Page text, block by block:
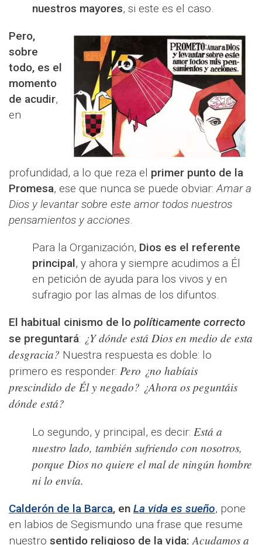
nuestros mayores, si este es el caso.
Pero,
sobre
todo, es el
momento
de acudir,
en
profundidad, a lo que reza el primer punto de la
Promesa, ese que nunca se puede obviar:Amar a
Dios y levantar sobre este amor todos nuestros
pensamientos y acciones.
Para la Organización, Dios es el referente
principal, y ahora y siempre acudimos a Él
en petición de ayuda para los vivos y en
sufragio por las almas de los difuntos.
El habitual cinismo de lo políticamente correcto
se preguntará: ¿Y dónde está Dios en medio de esta
desgracia? Nuestra respuesta es doble: lo
primero es responder: Pero ¿no habíais
prescindido de Él y negado? ¿Ahora os peguntáis
dónde está?
Lo segundo, y principal, es decir: Está a
nuestro lado, también sufriendo con nosotros,
porque Dios no quiere el mal de ningún hombre
ni lo envía.
Calderón de la Barca, en La vida es sueño, pone
en labios de Segismundo una frase que resume
nuestro sentido religioso de la vida:Acudamos a